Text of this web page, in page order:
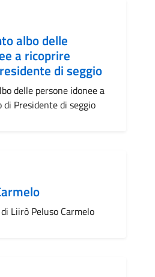
albo delle
a ricoprire
di seggio
delle persone idonee a
di Presidente di seggio
Liirò Peluso Carmelo